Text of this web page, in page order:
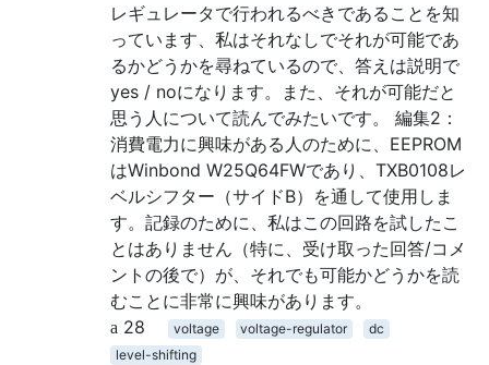
レギュレータで行われるべきであることを知
っています、私はそれなしでそれが可能であ
るかどうかを尋ねているので、答えは説明で
yes / noになります。また、それが可能だと
思う人について読んでみたいです。 編集2：
消費電力に興味がある人のために、EEPROM
はWinbond W25Q64FWであり、TXB0108レ
ベルシフター（サイドB）を通して使用しま
す。記録のために、私はこの回路を試したこ
とはありません（特に、受け取った回答/コメ
ントの後で）が、それでも可能かどうかを読
むことに非常に興味があります。
28
voltage voltage-regulator
dc
level-shifting